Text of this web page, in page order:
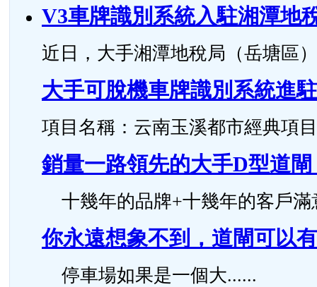
V3車牌識別系統入駐湘潭地
近日，大手湘潭地稅局（岳塘區
大手可脫機車牌識別系統進
項目名稱：云南玉溪都市經典項
銷量一路領先的大手D型道
十幾年的品牌+十幾年的客戶滿
你永遠想象不到，道閘可以
停車場如果是一個大......